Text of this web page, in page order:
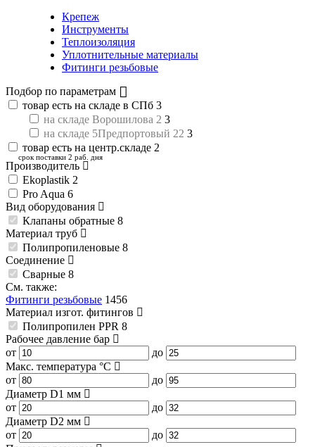
Крепеж
Инструменты
Теплоизоляция
Уплотнительные материалы
Фитинги резьбовые
Подбор по параметрам
товар есть на складе в СПб 3
на складе Ворошилова 2 3
на складе 5Предпортовый 22 3
товар есть на центр.складе 2
срок поставки 2 раб. дня
Производитель
Ekoplastik 2
Pro Aqua 6
Вид оборудования
Клапаны обратные 8
Материал труб
Полипропиленовые 8
Соединение
Сварные 8
См. также:
Фитинги резьбовые 1456
Материал изгот. фитингов
Полипропилен PPR 8
Рабочее давление бар
от
до
Макс. температура °C
от
до
Диаметр D1 мм
от
до
Диаметр D2 мм
от
до